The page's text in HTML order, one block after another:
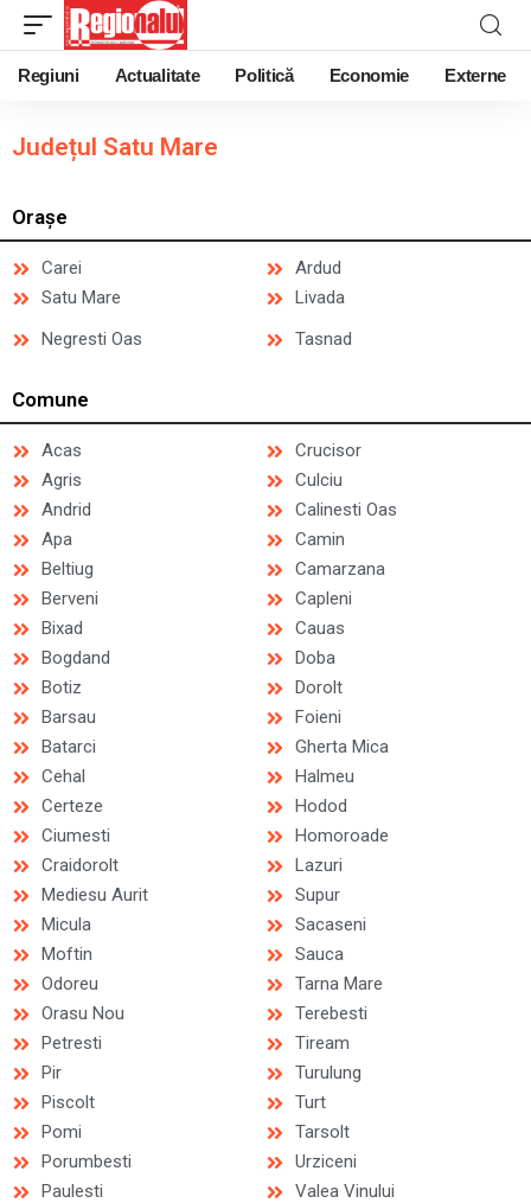
Regiuni Actualitate Politică Economie Externe
Județul Satu Mare
Orașe
Carei
Satu Mare
Ardud
Livada
Negresti Oas
Tasnad
Comune
Acas
Agris
Andrid
Apa
Beltiug
Berveni
Bixad
Bogdand
Botiz
Barsau
Batarci
Cehal
Certeze
Ciumesti
Craidorolt
Crucisor
Culciu
Calinesti Oas
Camin
Camarzana
Capleni
Cauas
Doba
Dorolt
Foieni
Gherta Mica
Halmeu
Hodod
Homoroade
Lazuri
Mediesu Aurit
Micula
Moftin
Odoreu
Orasu Nou
Petresti
Pir
Piscolt
Pomi
Porumbesti
Paulesti
Supur
Sacaseni
Sauca
Tarna Mare
Terebesti
Tiream
Turulung
Turt
Tarsolt
Urziceni
Valea Vinului